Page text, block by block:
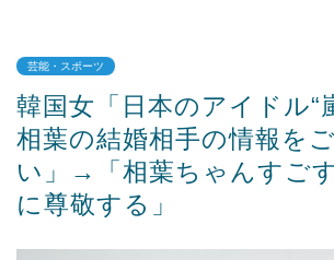
Powered by livedoor 相互RSS
芸能・スポーツ
韓国女「日本のアイドル“
相葉の結婚相手の情報を
い」→「相葉ちゃんすご
に尊敬する」